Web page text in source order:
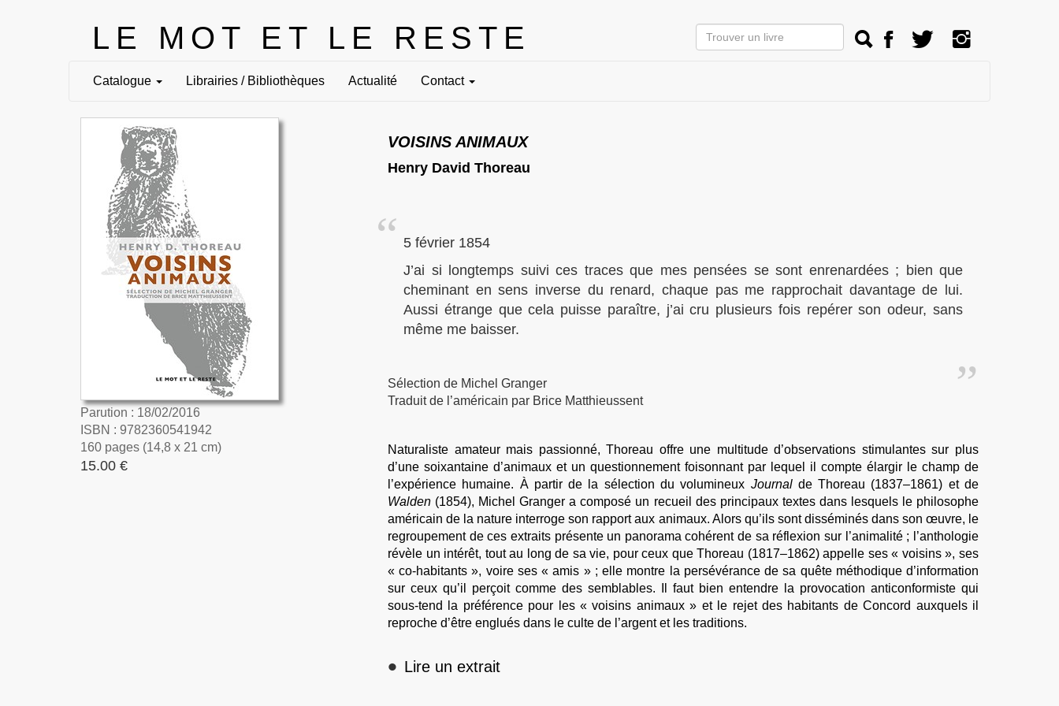
LE MOT ET LE RESTE
Catalogue Librairies / Bibliothèques Actualité Contact
Parution : 18/02/2016
ISBN : 9782360541942
160 pages (14,8 x 21 cm)
15.00 €
VOISINS ANIMAUX
Henry David Thoreau
5 février 1854
J’ai si longtemps suivi ces traces que mes pensées se sont enrenardées ; bien que
cheminant en sens inverse du renard, chaque pas me rapprochait davantage de lui.
Aussi étrange que cela puisse paraître, j’ai cru plusieurs fois repérer son odeur, sans
même me baisser.
Sélection de Michel Granger
Traduit de l’américain par Brice Matthieussent
Naturaliste amateur mais passionné, Thoreau offre une multitude d’observations stimulantes sur plus
d’une soixantaine d’animaux et un questionnement foisonnant par lequel il compte élargir le champ de
l’expérience humaine. À partir de la sélection du volumineux Journalde Thoreau (1837–1861) et de
Walden (1854), Michel Granger a composé un recueil des principaux textes dans lesquels le philosophe
américain de la nature interroge son rapport aux animaux. Alors qu’ils sont disséminés dans son œuvre, le
regroupement de ces extraits présente un panorama cohérent de sa réflexion sur l’animalité ; l’anthologie
révèle un intérêt, tout au long de sa vie, pour ceux que Thoreau (1817–1862) appelle ses « voisins », ses
« co-habitants », voire ses « amis » ; elle montre la persévérance de sa quête méthodique d’information
sur ceux qu’il perçoit comme des semblables. Il faut bien entendre la provocation anticonformiste qui
sous-tend la préférence pour les « voisins animaux » et le rejet des habitants de Concord auxquels il
reproche d’être englués dans le culte de l’argent et les traditions.
• Lire un extrait